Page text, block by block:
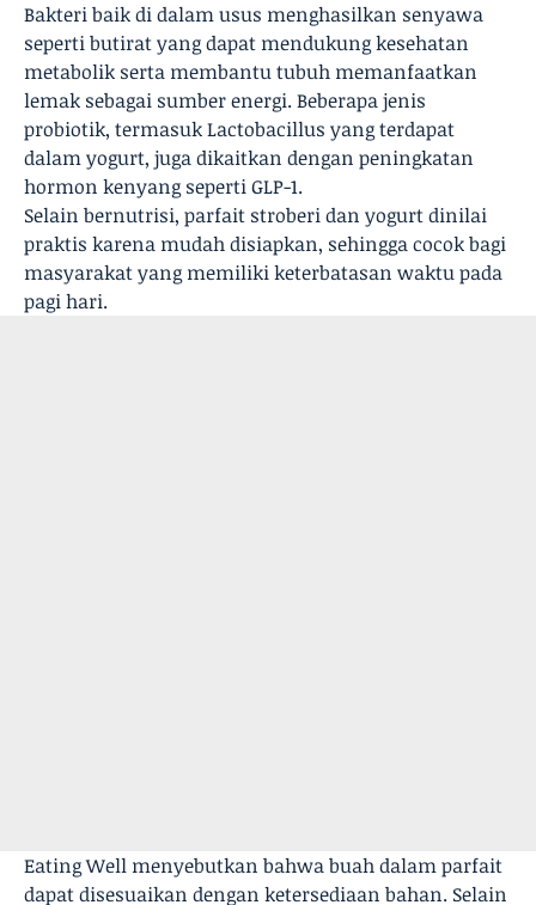
Bakteri baik di dalam usus menghasilkan senyawa
seperti butirat yang dapat mendukung kesehatan
metabolik serta membantu tubuh memanfaatkan
lemak sebagai sumber energi. Beberapa jenis
probiotik, termasuk Lactobacillus yang terdapat
dalam yogurt, juga dikaitkan dengan peningkatan
hormon kenyang seperti GLP-1.
Selain bernutrisi, parfait stroberi dan yogurt dinilai
praktis karena mudah disiapkan, sehingga cocok bagi
masyarakat yang memiliki keterbatasan waktu pada
pagi hari.
Eating Well menyebutkan bahwa buah dalam parfait
dapat disesuaikan dengan ketersediaan bahan. Selain